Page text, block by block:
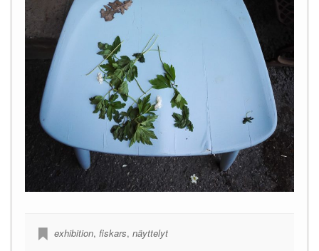
exhibition, fiskars, näyttelyt